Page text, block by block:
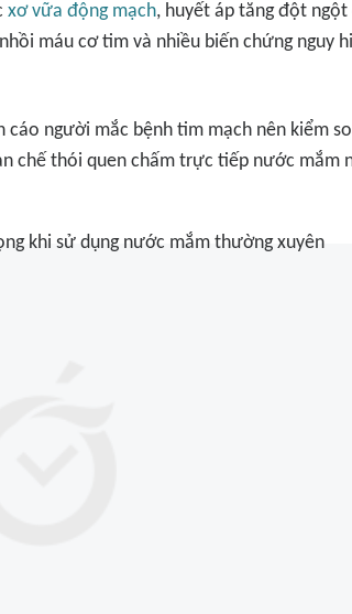
xơ vữa động mạch, huyết áp tăng đột
máu cơ tim và nhiều biến chứng nguy
cáo người mắc bệnh tim mạch nên kiểm
chế thói quen chấm trực tiếp nước mắm